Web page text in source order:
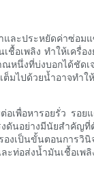
ละประหยัดค่าซ่
อเพลิง ทำให้เค
นึ่งที่บ่งบอกได้ชั
ไปด้วยน้ำอาจท
เพื่อหารอยรั่ว ร
อย่างมีนัยสำคัญ
ป็นขั้นตอนการวิ
อส่งน้ำมันเชื้อเพ